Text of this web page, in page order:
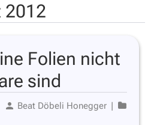
2012
Folien nicht
sind
Beat Döbeli Honegger |